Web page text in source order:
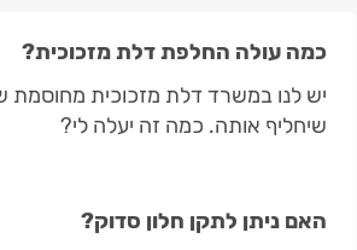
כמה עולה החלפת דלת מזכוכית?
יש לנו במשרד דלת מזכוכית מחוסמת
שיחליף אותה. כמה זה יעלה לי?
האם ניתן לתקן חלון סדוק?